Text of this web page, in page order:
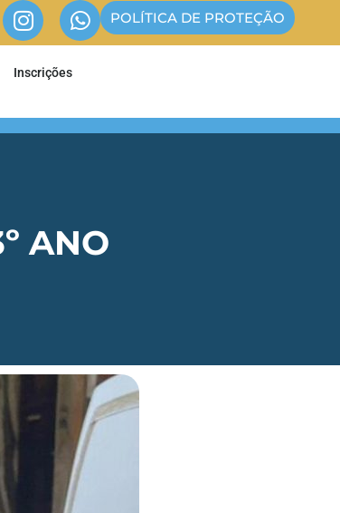
POLÍTICA DE PROTEÇÃO
Inscrições
ANO